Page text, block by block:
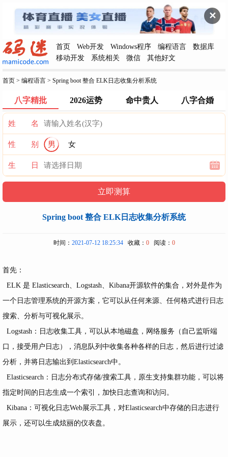
✕
首页 Web开发 Windows程序 编程语言
数据库
移动开发
系统相关 微信 其他好文
首页 > 编程语言 > Spring boot 整合 ELK日志收集分析系统
八字精批 2026运势 命中贵人 八字合婚
姓 名
性 别 男 女
生 日
Spring boot 整合 ELK日志收集分析系统
时间： 2021-07-12 18:25:34收藏： 0阅读： 0
首先：
ELK 是 Elasticsearch、Logstash、Kibana开源软件的集合，对外是作为
一个日志管理系统的开源方案，它可以从任何来源、任何格式进行日志
搜索、分析与可视化展示。
Logstash：日志收集工具，可以从本地磁盘，网络服务（自己监听端
口，接受用户日志），消息队列中收集各种各样的日志，然后进行过滤
分析，并将日志输出到Elasticsearch中。
Elasticsearch：日志分布式存储/搜索工具，原生支持集群功能，可以将
指定时间的日志生成一个索引，加快日志查询和访问。
Kibana：可视化日志Web展示工具，对Elasticsearch中存储的日志进行
展示，还可以生成炫丽的仪表盘。